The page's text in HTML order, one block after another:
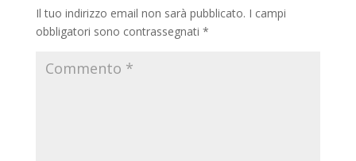
Il tuo indirizzo email non sarà pubblicato. I campi
obbligatori sono contrassegnati *